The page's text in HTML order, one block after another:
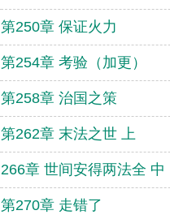
第250章 保证火力
第254章 考验（加更）
第258章 治国之策
第262章 末法之世 上
266章 世间安得两法全 中
第270章 走错了